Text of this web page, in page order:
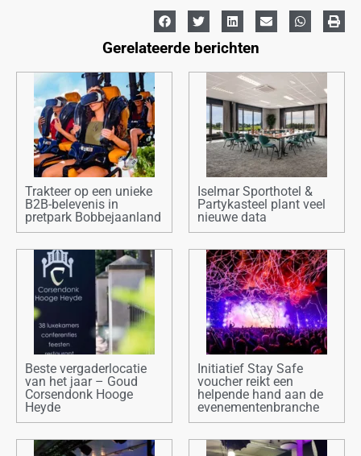
Gerelateerde berichten
Trakteer op een unieke
B2B-belevenis in
pretpark Bobbejaanland
Iselmar Sporthotel &
Partykasteel plant veel
nieuwe data
Beste vergaderlocatie
van het jaar – Goud
Corsendonk Hooge
Heyde
Initiatief Stay Safe
voucher reikt een
helpende hand aan de
evenementenbranche